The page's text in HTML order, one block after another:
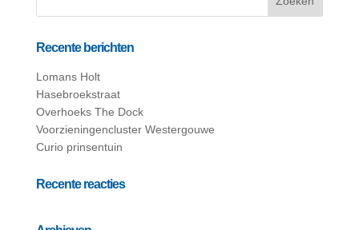
Recente berichten
Lomans Holt
Hasebroekstraat
Overhoeks The Dock
Voorzieningencluster Westergouwe
Curio prinsentuin
Recente reacties